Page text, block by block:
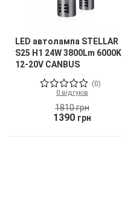
LED автолампа STELLAR
S25 H1 24W 3800Lm 6000K
12-20V CANBUS
вбудований драйвер та
(0)
0 відгуків
1810грн
1390 грн